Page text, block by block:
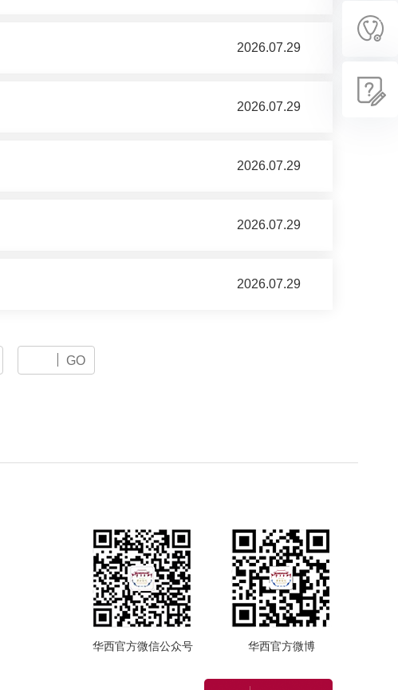
2026.07.29
2026.07.29
2026.07.29
2026.07.29
2026.07.29
GO
华西官方微信公众号 华西官方微博